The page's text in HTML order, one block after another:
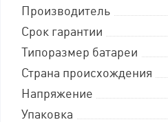
Производитель
Срок гарантии
Типоразмер батареи
Страна происхождения
Напряжение
Упаковка